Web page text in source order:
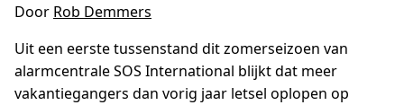
Door Rob Demmers
Uit een eerste tussenstand dit zomerseizoen van
alarmcentrale SOS International blijkt dat meer
vakantiegangers dan vorig jaar letsel oplopen op